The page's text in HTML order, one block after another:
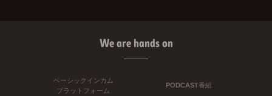
We are hands on
ベーシックインカム
プラットフォーム
PODCAST番組